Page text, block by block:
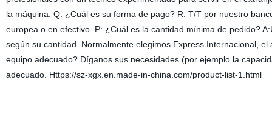
la máquina. Q: ¿Cuál es su forma de pago? R: T/T por nuestro
europea o en efectivo. P: ¿Cuál es la cantidad mínima de pedido?
según su cantidad. Normalmente elegimos Express Internacional,
equipo adecuado? Díganos sus necesidades (por ejemplo la
adecuado. Https://sz-xgx.en.made-in-china.com/product-list-1.html